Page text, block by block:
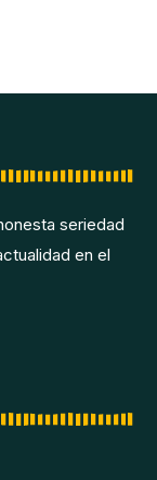
seriedad
en el